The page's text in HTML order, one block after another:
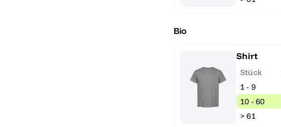
Bio
Shirt
Stück
1 - 9
10 - 60
> 61